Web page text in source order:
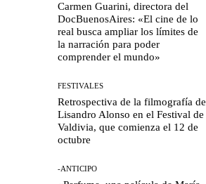
Carmen Guarini, directora del
DocBuenosAires: «El cine de lo
real busca ampliar los límites de
la narración para poder
comprender el mundo»
FESTIVALES
Retrospectiva de la filmografía de
Lisandro Alonso en el Festival de
Valdivia, que comienza el 12 de
octubre
-ANTICIPO